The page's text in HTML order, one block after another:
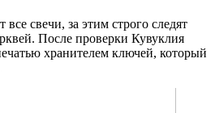
свечи, за этим строго следят
После проверки Кувуклия
хранителем ключей, который